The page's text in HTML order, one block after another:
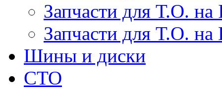
Запчасти для Т.О.
Запчасти для Т.О. на
Шины и диски
СТО